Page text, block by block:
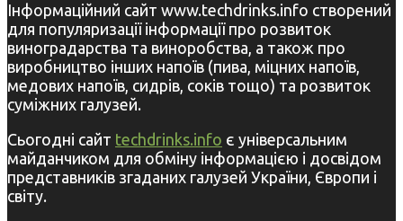
Інформаційний сайт www.techdrinks.info створений
для популяризації інформації про розвиток
виноградарства та виноробства, а також про
виробництво інших напоїв (пива, міцних напоїв,
медових напоїв, сидрів, соків тощо) та розвиток
суміжних галузей.
Сьогодні сайт techdrinks.info є універсальним
майданчиком для обміну інформацією і досвідом
представників згаданих галузей України, Європи і
світу.